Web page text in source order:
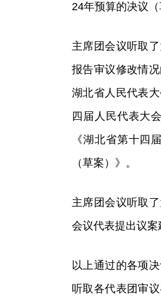
24年预算的决议（
主席团会议听取
报告审议修改情
湖北省人民代表
四届人民代表大
《湖北省第十四
（草案）》。
主席团会议听取
会议代表提出议
以上通过的各项
听取各代表团审